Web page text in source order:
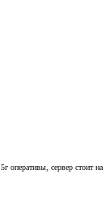
оперативы, сервер стоит на